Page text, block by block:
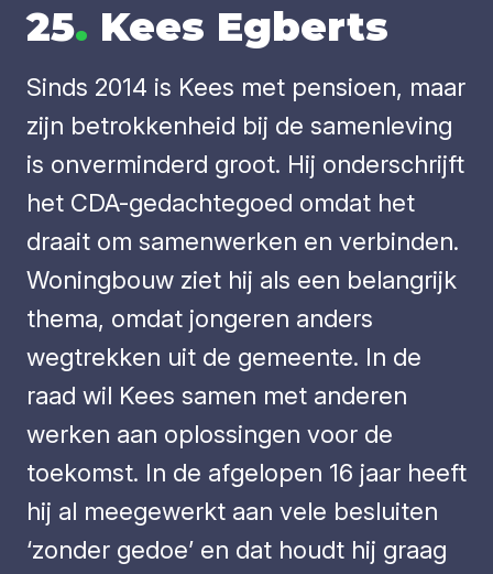
25. Kees Egberts
Sinds 2014 is Kees met pensioen, maar
zijn betrokkenheid bij de samenleving
is onverminderd groot. Hij onderschrijft
het CDA-gedachtegoed omdat het
draait om samenwerken en verbinden.
Woningbouw ziet hij als een belangrijk
thema, omdat jongeren anders
wegtrekken uit de gemeente. In de
raad wil Kees samen met anderen
werken aan oplossingen voor de
toekomst. In de afgelopen 16 jaar heeft
hij al meegewerkt aan vele besluiten
‘zonder gedoe’ en dat houdt hij graag